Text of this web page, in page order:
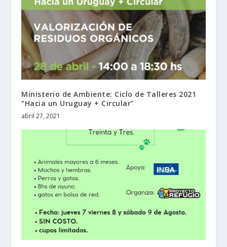
Ministerio de Ambiente: Ciclo de Talleres 2021
“Hacia un Uruguay + Circular”
abril 27, 2021